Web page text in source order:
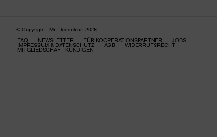
© Copyright - Mr. Düsseldorf 2026
FAQ
NEWSLETTER FÜR KOOPERATIONSPARTNER JOBS
IMPRESSUM & DATENSCHUTZ AGB WIDERRUFSRECHT
MITGLIEDSCHAFT KÜNDIGEN